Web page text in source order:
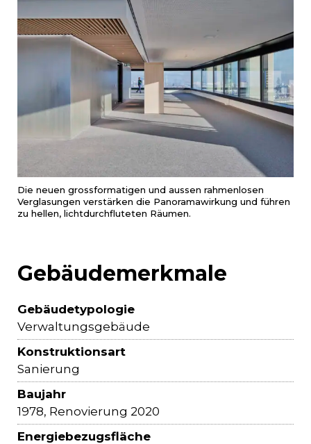
Die neuen grossformatigen und aussen rahmenlosen
Verglasungen verstärken die Panoramawirkung und führen
zu hellen, lichtdurchfluteten Räumen.
Gebäudemerkmale
Gebäudetypologie
Verwaltungsgebäude
Konstruktionsart
Sanierung
Baujahr
1978, Renovierung 2020
Energiebezugsfläche